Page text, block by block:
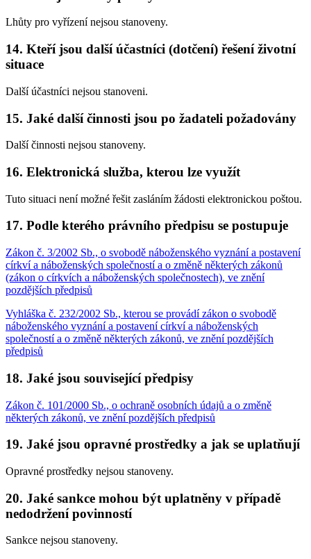
Lhůty pro vyřízení nejsou stanoveny.
14. Kteří jsou další účastníci (dotčení) řešení životní
situace
Další účastníci nejsou stanoveni.
15. Jaké další činnosti jsou po žadateli požadovány
Další činnosti nejsou stanoveny.
16. Elektronická služba, kterou lze využít
Tuto situaci není možné řešit zasláním žádosti elektronickou poštou.
17. Podle kterého právního předpisu se postupuje
Zákon č. 3/2002 Sb., o svobodě náboženského vyznání a postavení
církví a náboženských společností a o změně některých zákonů
(zákon o církvích a náboženských společnostech), ve znění
pozdějších předpisů
Vyhláška č. 232/2002 Sb., kterou se provádí zákon o svobodě
náboženského vyznání a postavení církví a náboženských
společností a o změně některých zákonů, ve znění pozdějších
předpisů
18. Jaké jsou související předpisy
Zákon č. 101/2000 Sb., o ochraně osobních údajů a o změně
některých zákonů, ve znění pozdějších předpisů
19. Jaké jsou opravné prostředky a jak se uplatňují
Opravné prostředky nejsou stanoveny.
20. Jaké sankce mohou být uplatněny v případě
nedodržení povinností
Sankce nejsou stanoveny.